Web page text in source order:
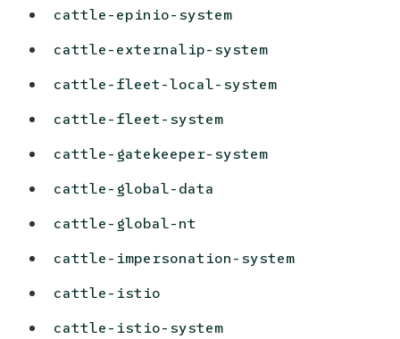
cattle-epinio-system
cattle-externalip-system
cattle-fleet-local-system
cattle-fleet-system
cattle-gatekeeper-system
cattle-global-data
cattle-global-nt
cattle-impersonation-system
cattle-istio
cattle-istio-system